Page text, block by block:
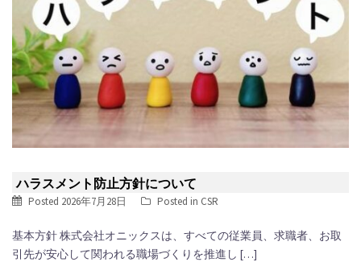
ハラスメント防止方針について
Posted 2026年7月28日 Posted in CSR
基本方針 株式会社オニックスは、すべての従業員、求職者、お取
引先が安心して関われる職場づくりを推進し […]